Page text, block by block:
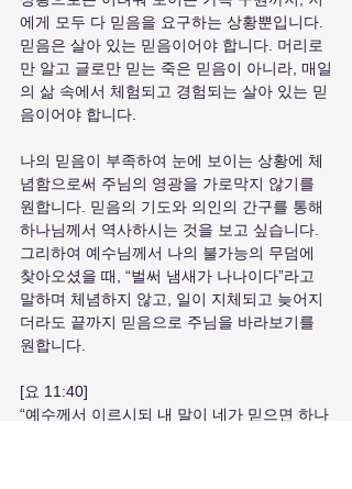
에게 모두 다 믿음을 요구하는 상황뿐입니다.
믿음은 살아 있는 믿음이어야 합니다. 머리로
만 알고 글로만 믿는 죽은 믿음이 아니라, 매일
의 삶 속에서 체험되고 경험되는 살아 있는 믿
음이어야 합니다.
나의 믿음이 부족하여 눈에 보이는 상황에 체
념함으로써 주님의 영광을 가로막지 않기를
원합니다. 믿음의 기도와 의인의 간구를 통해
하나님께서 역사하시는 것을 보고 싶습니다.
그리하여 예수님께서 나의 불가능의 무덤에
찾아오셨을 때, “벌써 냄새가 나나이다”라고
말하며 체념하지 않고, 일이 지체되고 늦어지
더라도 끝까지 믿음으로 주님을 바라보기를
원합니다.
[요 11:40]
“예수께서 이르시되 내 말이 네가 믿으면 하나